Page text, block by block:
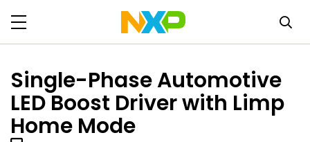
Single-Phase Automotive
LED Boost Driver with Limp
Home Mode